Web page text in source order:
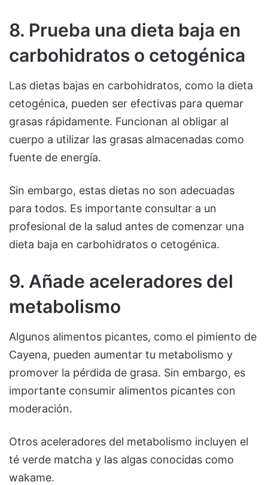
8. Prueba una dieta baja en
carbohidratos o cetogénica
Las dietas bajas en carbohidratos, como la dieta
cetogénica, pueden ser efectivas para quemar
grasas rápidamente. Funcionan al obligar al
cuerpo a utilizar las grasas almacenadas como
fuente de energía.
Sin embargo, estas dietas no son adecuadas
para todos. Es importante consultar a un
profesional de la salud antes de comenzar una
dieta baja en carbohidratos o cetogénica.
9. Añade aceleradores del
metabolismo
Algunos alimentos picantes, como el pimiento de
Cayena, pueden aumentar tu metabolismo y
promover la pérdida de grasa. Sin embargo, es
importante consumir alimentos picantes con
moderación.
Otros aceleradores del metabolismo incluyen el
té verde matcha y las algas conocidas como
wakame.